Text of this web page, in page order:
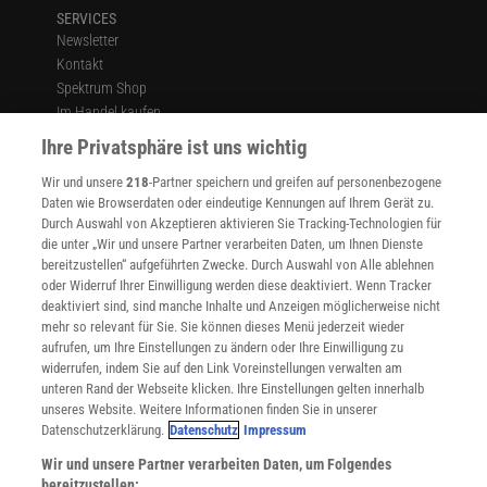
SERVICES
Newsletter
Kontakt
Spektrum Shop
Im Handel kaufen
Presse
Verträge kündigen
Widerruf
INFO
Mediadaten
Datenschutz
Nutzungsbedingungen
Cookie-Einstellungen
Utiq verwalten
Nutzungsbasierte Onlinewerbung
Alle Artikel
Impressum
Angebote für Schulen
Ihre Privatsphäre ist uns wichtig
Wir und unsere218-Partner speichern und greifen auf personenbezogene
Daten wie Browserdaten oder eindeutige Kennungen auf Ihrem Gerät zu.
Durch Auswahl von Akzeptieren aktivieren Sie Tracking-Technologien für
die unter „Wir und unsere Partner verarbeiten Daten, um Ihnen Dienste
bereitzustellen“ aufgeführten Zwecke. Durch Auswahl von Alle ablehnen
oder Widerruf Ihrer Einwilligung werden diese deaktiviert. Wenn Tracker
deaktiviert sind, sind manche Inhalte und Anzeigen möglicherweise nicht
mehr so relevant für Sie. Sie können dieses Menü jederzeit wieder
aufrufen, um Ihre Einstellungen zu ändern oder Ihre Einwilligung zu
widerrufen, indem Sie auf den Link Voreinstellungen verwalten am
unteren Rand der Webseite klicken. Ihre Einstellungen gelten innerhalb
unseres Website. Weitere Informationen finden Sie in unserer
Datenschutzerklärung. Datenschutz Impressum
Wir und unsere Partner verarbeiten Daten, um Folgendes